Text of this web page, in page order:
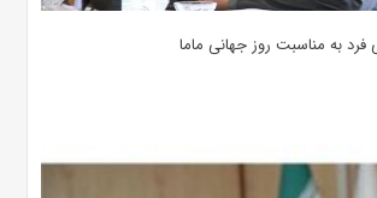
فرد به مناسبت روز جهانی ماما